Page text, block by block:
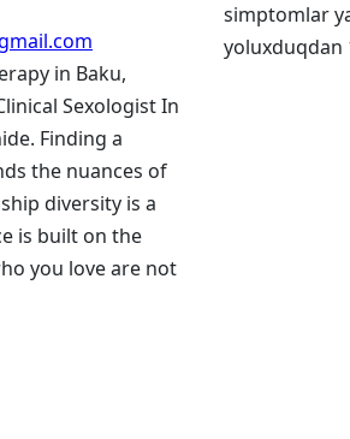
in Baku,
Sexologist In
Finding a
the nuances of
diversity is a
is built on the
you love are not
simptomlar
yoluxduqdan